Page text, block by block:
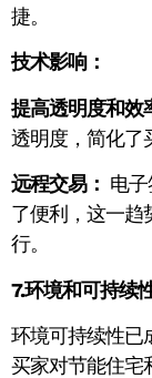
捷。
技术影响：
提高透明度和效
透明度，简化了
远程交易： 电
了便利，这一趋
行。
7.环境和可持续
环境可持续性已
买家对节能住宅